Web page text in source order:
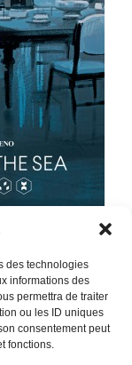
des technologies
informations des
permettra de traiter
ou les ID uniques
consentement peut
fonctions.
demeure en bord